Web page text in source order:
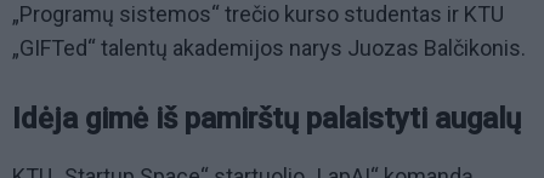
„Programų sistemos“ trečio kurso studentas ir KTU
„GIFTed“ talentų akademijos narys Juozas Balčikonis.
Idėja gimė iš pamirštų palaistyti augalų